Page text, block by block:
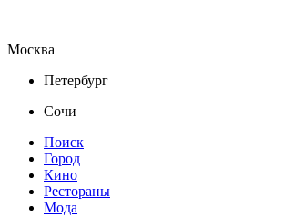
Москва
Петербург
Сочи
Поиск
Город
Кино
Рестораны
Мода